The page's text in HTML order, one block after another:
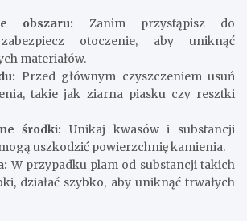
obszaru: Zanim przystąpisz do
otoczenie, aby uniknąć
materiałów.
Przed głównym czyszczeniem usuń
takie jak ziarna piasku czy resztki
środki: Unikaj kwasów i substancji
uszkodzić powierzchnię kamienia.
W przypadku plam od substancji takich
działać szybko, aby uniknąć trwałych